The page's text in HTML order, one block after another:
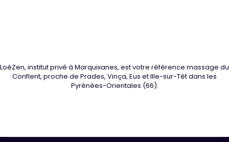
LoéZen, institut privé à Marquixanes, est votre référence massage du
Conflent, proche de Prades, Vinça, Eus et Ille-sur-Têt dans les
Pyrénées-Orientales (66).